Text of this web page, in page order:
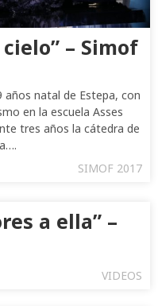
– Simof
años natal de Estepa, con
en la escuela Asses
tres años la cátedra de
SIMOF 2017
a ella” –
VIDEOS